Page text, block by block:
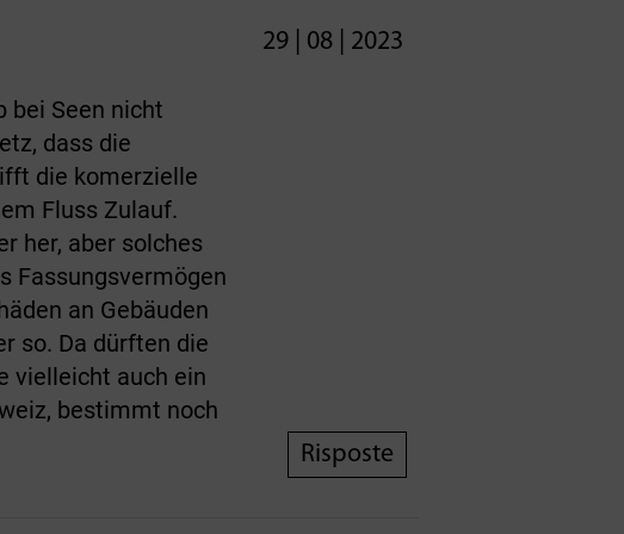
29 | 08 | 2023
bei Seen nicht
dass die
die komerzielle
Fluss Zulauf.
her, aber solches
Fassungsvermögen
an Gebäuden
so. Da dürften die
vielleicht auch ein
bestimmt noch
Risposte